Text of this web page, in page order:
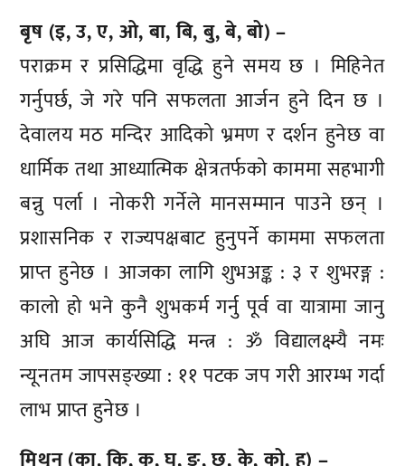
बृष (इ, उ, ए, ओ, बा, बि, बु, बे, बो) –
पराक्रम र प्रसिद्धिमा वृद्धि हुने समय छ । मिहिनेत
गर्नुपर्छ, जे गरे पनि सफलता आर्जन हुने दिन छ ।
देवालय मठ मन्दिर आदिको भ्रमण र दर्शन हुनेछ वा
धार्मिक तथा आध्यात्मिक क्षेत्रतर्फको काममा सहभागी
बन्नु पर्ला । नोकरी गर्नेले मानसम्मान पाउने छन् ।
प्रशासनिक र राज्यपक्षबाट हुनुपर्ने काममा सफलता
प्राप्त हुनेछ । आजका लागि शुभअङ्क : ३ र शुभरङ्ग :
कालो हो भने कुनै शुभकर्म गर्नु पूर्व वा यात्रामा जानु
अघि आज कार्यसिद्धि मन्त्र : ॐ विद्यालक्ष्म्यै नमः
न्यूनतम जापसङ्ख्या : ११ पटक जप गरी आरम्भ गर्दा
लाभ प्राप्त हुनेछ ।